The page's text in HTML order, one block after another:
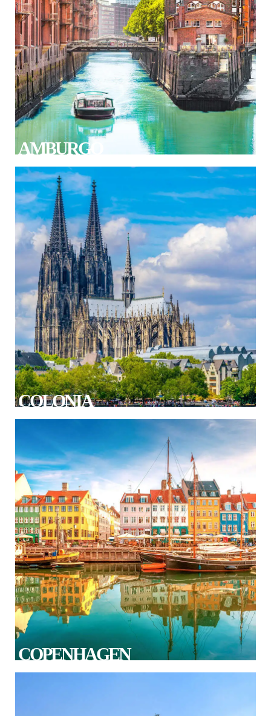
AMBURGO
COLONIA
COPENHAGEN